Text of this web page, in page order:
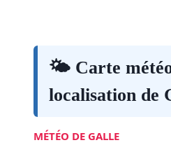
🌤️ Carte
localisation de
MÉTÉO DE GALLE